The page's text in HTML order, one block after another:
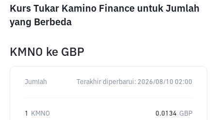
Kurs Tukar Kamino Finance untuk Jumlah
yang Berbeda
KMNO ke GBP
Jumlah Terakhir diperbarui: 2026/08/10 02:00
1 KMNO 0.0134 GBP